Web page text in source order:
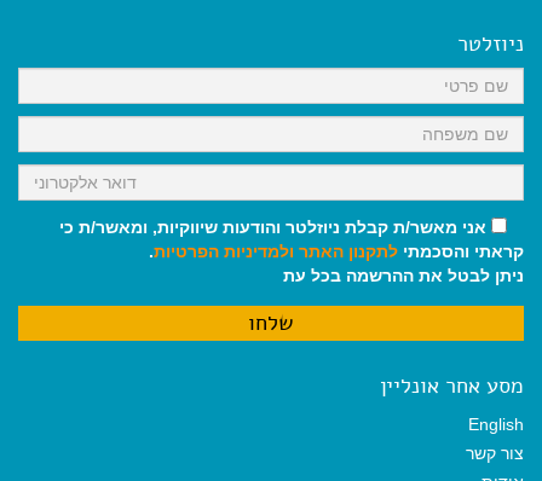
k
p
m
ניוזלטר
אני מאשר/ת קבלת ניוזלטר והודעות שיווקיות, ומאשר/ת כי
קראתי והסכמתי לתקנון האתר ולמדיניות הפרטיות.
ניתן לבטל את ההרשמה בכל עת
מסע אחר אונליין
English
צור קשר